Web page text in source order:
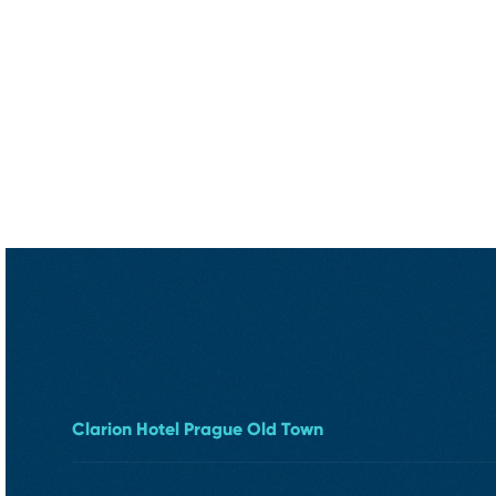
Clarion Hotel Prague Old Town